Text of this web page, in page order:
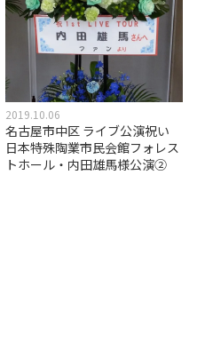
2019.10.06
名古屋市中区 ライブ公演祝い
日本特殊陶業市民会館フォレス
トホール・内田雄馬様公演②